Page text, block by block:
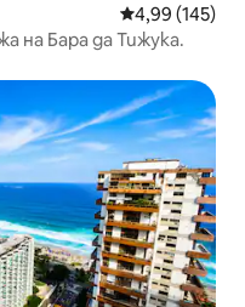
Средна
4,99 (145)
на Бара да Тижука.